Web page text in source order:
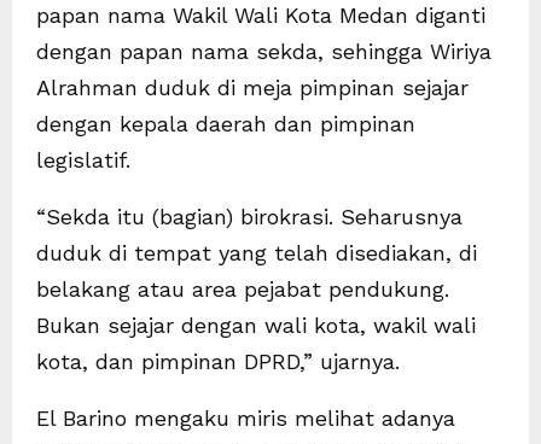
papan nama Wakil Wali Kota Medan diganti
dengan papan nama sekda, sehingga Wiriya
Alrahman duduk di meja pimpinan sejajar
dengan kepala daerah dan pimpinan
legislatif.
“Sekda itu (bagian) birokrasi. Seharusnya
duduk di tempat yang telah disediakan, di
belakang atau area pejabat pendukung.
Bukan sejajar dengan wali kota, wakil wali
kota, dan pimpinan DPRD,” ujarnya.
El Barino mengaku miris melihat adanya